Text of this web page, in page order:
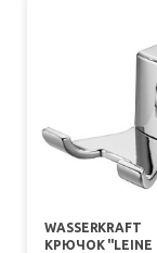
WASSERKRAFT
КРЮЧОК "LEINE